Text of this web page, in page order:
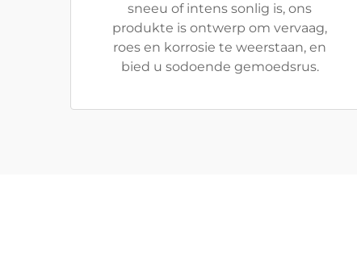
sneeu of intens sonlig is, ons
produkte is ontwerp om vervaag,
roes en korrosie te weerstaan, en
bied u sodoende gemoedsrus.